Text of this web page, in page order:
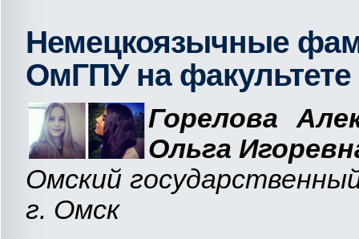
Немецкоязычные
ОмГПУ на
Горелова
Ольга
Омский
г. Омск